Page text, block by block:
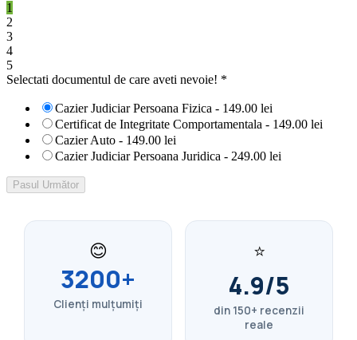
1
2
3
4
5
Selectati documentul de care aveti nevoie! *
Cazier Judiciar Persoana Fizica - 149.00 lei
Certificat de Integritate Comportamentala - 149.00 lei
Cazier Auto - 149.00 lei
Cazier Judiciar Persoana Juridica - 249.00 lei
Pasul Următor
😊
3200+
Clienți mulțumiți
⭐
4.9/5
din 150+ recenzii
reale